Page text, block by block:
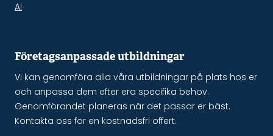
AI
Företagsanpassade utbildningar
Vi kan genomföra alla våra utbildningar på plats hos er
och anpassa dem efter era specifika behov.
Genomförandet planeras när det passar er bäst.
Kontakta oss för en kostnadsfri offert.